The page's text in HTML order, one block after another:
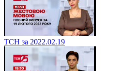
ТСН за 2022.02.19